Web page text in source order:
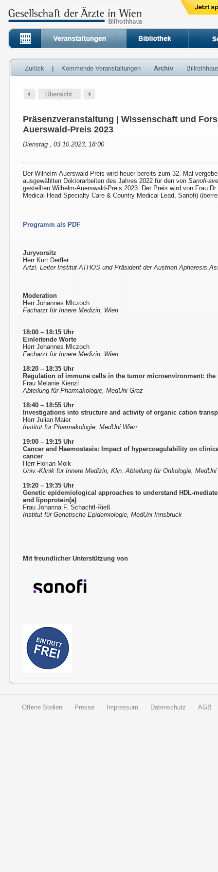
Zurück Kommende Veranstaltungen Archiv
Präsenzveranstaltung | Wissenschaft und
Auerswald-Preis 2023
Dienstag , 03.10.2023, 18:00
Der Wilhelm-Auerswald-Preis wird heuer bereits zum 32. Mal
ausgewählten Doktorarbeiten des Jahres 2022 für den vonSanofi-
gestellten Wilhelm-Auerswald-Preis 2023. Der Preis wird von Frau
Medical Head Specialty Care & Country Medical Lead, Sanofi)
Programm als PDF
Juryvorsitz
Herr Kurt Derfler
Ärtzl. Leiter Institut ATHOS und Präsident der Austrian Apheresis
Moderation
Herr Johannes Mlczoch
Facharzt für Innere Medizin, Wien
18:00 – 18:15 Uhr
Einleitende Worte
Herr Johannes Mlczoch
Facharzt für Innere Medizin, Wien
18:20 –18:35 Uhr
Regulation of immune cells in the tumor microenvironment: the
Frau Melanie Kienzl
Abteilung für Pharmakologie, MedUni Graz
18:40 –18:55 Uhr
Investigations into structure and activity of organic cation
Herr Julian Maier
Institut für Pharmakologie, MedUni Wien
19:00 –19:15 Uhr
Cancer and Haemostasis: Impact of hypercoagulability on
cancer
Herr Florian Moik
Univ.-Klinik für Innere Medizin, Klin. Abteilung für Onkologie,
19:20 –19:35 Uhr
Genetic epidemiological approaches to understand HDL-
and lipoprotein(a)
Frau Johanna F. Schachtl-Rieß
Institut für Genetische Epidemiologie, MedUni Innsbruck
Mit freundlicher Unterstützung von
Offene Stellen Presse Impressum Datenschutz AGB